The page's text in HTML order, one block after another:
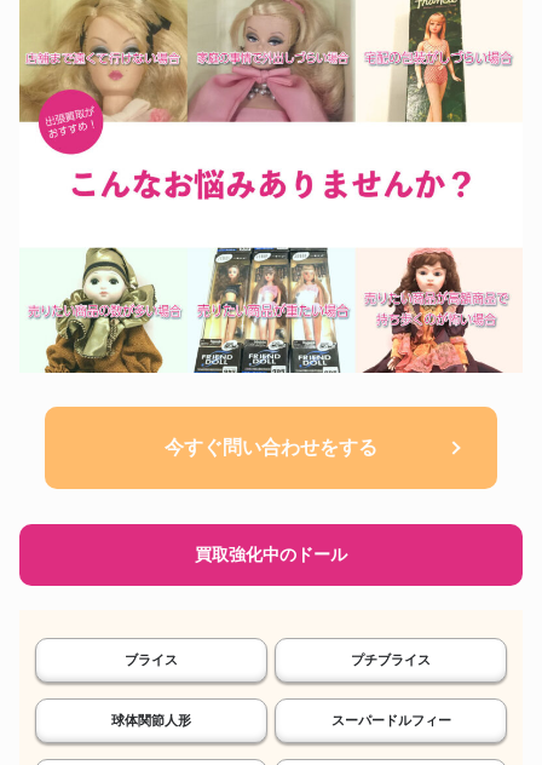
今すぐ問い合わせをする
買取強化中のドール
ブライス プチブライス
球体関節人形 スーパードルフィー